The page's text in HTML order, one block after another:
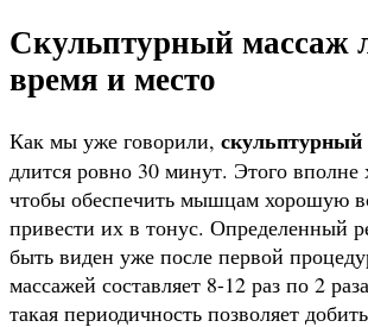
Скульптурный массаж
время и место
Как мы уже говорили,
длится ровно 30 минут. Этого вполне
чтобы обеспечить мышцам хорошую
привести их в тонус. Определенный
быть виден уже после первой
массажей составляет 8-12 раз по 2
такая периодичность позволяет